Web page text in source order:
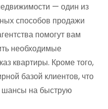
— один из
способов продажи
помогут вам
необходимые
квартиры. Кроме того,
базой клиентов, что
шансы на быструю